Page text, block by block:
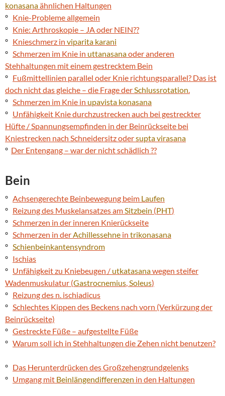
konasanaähnlichen Haltungen
º Knie-Probleme allgemein
º Knie: Arthroskopie – JA oder NEIN??
º Knieschmerz in viparita karani
º Schmerzen im Knie in uttanasanaoder anderen
Stehhaltungen mit einem gestrecktem Bein
º Fußmittellinien parallel oder Knie richtungsparallel? Das ist
doch nicht das gleiche – die Frage derSchlussrotation.
º Schmerzen im Knie in upavista konasana
º Unfähigkeit Knie durchzustrecken auch bei gestreckter
Hüfte / Spannungsempfinden in der Beinrückseite bei
Kniestrecken nach Schneidersitz odersuptavirasana
º Der Entengang – war der nicht schädlich ??
Bein
º Achsengerechte Beinbewegung beim Laufen
º Reizung des Muskelansatzes amSitzbein (PHT)
º Schmerzen in der inneren Knierückseite
º Schmerzen in derAchillessehne in trikonasana
º Schienbeinkantensyndrom
º Ischias
º Unfähigkeit zu Kniebeugen / utkatasanawegen steifer
Wadenmuskulatur (Gastrocnemius,Soleus)
º Reizung des n. ischiadicus
º Schlechtes Kippen des Beckens nach vorn (Verkürzung der
Beinrückseite)
º Gestreckte Füße – aufgestellte Füße
º Warum soll ich in Stehhaltungen die Zehen nicht benutzen?
º Das Herunterdrücken des Großzehengrundgelenks
º Umgang mit Beinlängendifferenzen in den Haltungen